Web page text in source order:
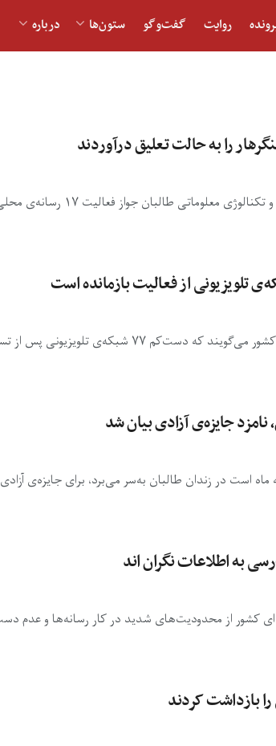
روایت گفت‌و‎گو ستون‌ها درباره
را به حالت تعلیق درآوردند
طالبان جواز فعالیت ۱۷ رسانه‌ی محلی در ننگرهار ...
تلویزیونی پس از تسلط طالبان بر ...
جایزه‌ی آزادی بیان شد
است در زندان طالبان به‌سر می‌برد، برای جایزه‌ی
به اطلاعات نگران اند
کشور از محدودیت‌های شدید در کار رسانه‌ها و عدم
بازداشت کردند